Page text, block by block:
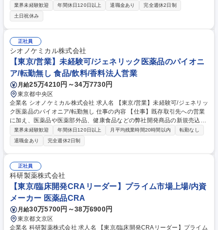
デアの具現化から評価系構築、試験実施、全体方針の策定まで、創薬研究
の中核を担います。 (1)創薬アイデアの提案・プロジェクト化および全体
方針策定 (2)in vitro(試験管内)・in vivo(動物)薬効評価系の構築 (3)薬理試
験の実施・指示監督、結果解析および計画立案 (4)研究開発計画書や試験
報告書等のドキュメント作成 (5)他部署と連携したプロジェクト推進 ※新
薬創生センター薬理部への配属です。プレイヤー兼リーダーとして裁量を
持って研究を推進できます。 募集職種 【京都/創薬研究のプロジェクトリ
ーダー候補】新薬研究開発に注力
業界未経験歓迎 年間休日120日以上 退職金あり
完全週休2日制
土日祝休み
正社員
シオノケミカル株式会社
【東京/営業】未経験可/ジェネリック医薬品のパイオニ
ア/転勤無し 食品/飲料/香料法人営業
月給25万4210円～34万7730円
東京都中央区
企業名 シオノケミカル株式会社 求人名 【東京/営業】未経験可/ジェネリッ
ク医薬品のパイオニア/転勤無し 仕事の内容 【仕事】既存取引先への営業
に加え、医薬品や医薬部外品、健康食品などの弊社開発商品の新規売込み
やOEM開発も積極的に行っております。 ★まずは先輩社員と行動します
ので、業界未経験の方もご安心ください。 【魅力】 ★自社製品を通じて
医療に貢献できる社会貢献性の高い仕事です。 ★国策で追い風のジェネリ
ック医薬品のパイオニア企業 【配属・教育体制】医療用医薬品を中心に扱
う営業1課、OTCやヘルスケア商品などを取り扱う営業2課、各種業務を取
りまとめる営業業務課からなり、OJTを通じてしっかりと営業活動ができ
るよう教育いたします。 募集職種 【東京/営業】未経験可/ジェネリック医
薬品のパイオニア/転勤無し
業界未経験歓迎 年間休日120日以上 月平均残業時間20時間以内
転勤なし
退職金あり
完全週休2日制
正社員
科研製薬株式会社
【東京/臨床開発CRAリーダー】プライム市場上場/内資
メーカー 医薬品CRA
月給30万5700円～38万6900円
東京都文京区
企業名 科研製薬株式会社 求人名 【東京/臨床開発CRAリーダー】プライム